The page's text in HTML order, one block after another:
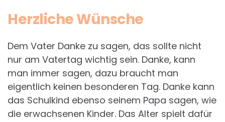
Herzliche Wünsche
Dem Vater Danke zu sagen, das sollte nicht
nur am Vatertag wichtig sein. Danke, kann
man immer sagen, dazu braucht man
eigentlich keinen besonderen Tag. Danke kann
das Schulkind ebenso seinem Papa sagen, wie
die erwachsenen Kinder. Das Alter spielt dafür